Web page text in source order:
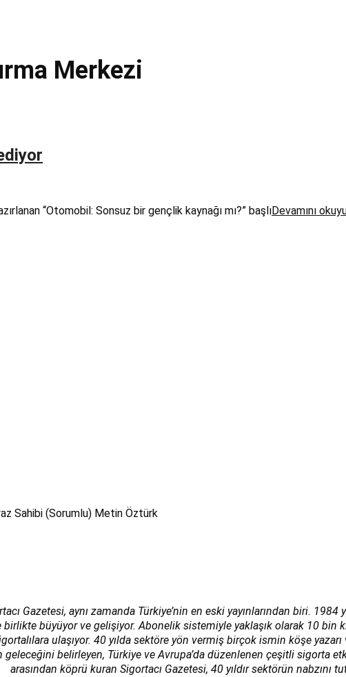
Merkezi
“Otomobil: Sonsuz bir gençlik kaynağı mı?” başlıDevamını
Sahibi (Sorumlu) Metin Öztürk
Gazetesi, aynı zamanda Türkiye’nin en eski yayınlarından biri. 1984
büyüyor ve gelişiyor. Abonelik sistemiyle yaklaşık olarak 10 bin
ulaşıyor. 40 yılda sektöre yön vermiş birçok ismin köşe
belirleyen, Türkiye ve Avrupa’da düzenlenen çeşitli sigorta
arasından köprü kuran Sigortacı Gazetesi, 40 yıldır sektörün nabzını